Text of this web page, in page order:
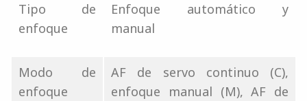
Tipo de
enfoque
Enfoque automático y
manual
Modo de
enfoque
AF de servo continuo (C),
enfoque manual (M), AF de